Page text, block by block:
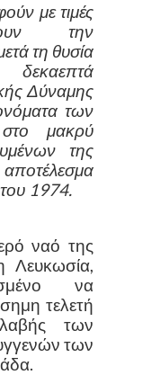
με τιμές
την
τη θυσία
Δύναμης
των
μακρύ
της
1974.
ναό της
Λευκωσία,
να
τελετή
των
των